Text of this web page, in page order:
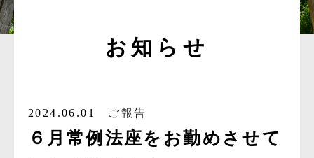
お知らせ
2024.06.01 ご報告
６月常例法座をお勤めさせて